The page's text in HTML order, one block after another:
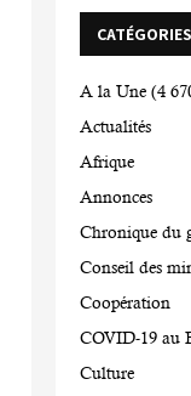
CATÉGORIES
A la Une (4
Actualités
Afrique
Annonces
Chronique du
Conseil des
Coopération
COVID-19 au
Culture